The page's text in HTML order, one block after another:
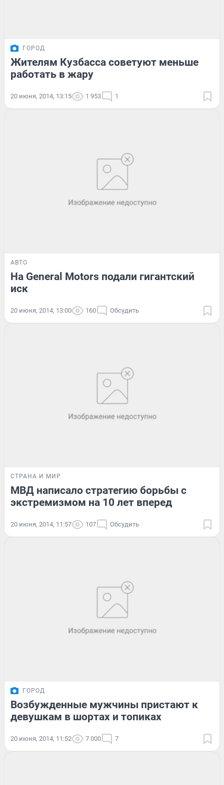
ГОРОД
Жителям Кузбасса советуют меньше
работать в жару
20 июня, 2014, 13:15 1 953 1
АВТО
На General Motors подали гигантский
иск
20 июня, 2014, 13:00 160 Обсудить
СТРАНА И МИР
МВД написало стратегию борьбы с
экстремизмом на 10 лет вперед
20 июня, 2014, 11:57 107 Обсудить
ГОРОД
Возбужденные мужчины пристают к
девушкам в шортах и топиках
20 июня, 2014, 11:52 7 000 7